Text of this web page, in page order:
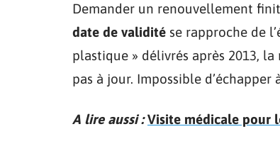
Demander un renouvellement
date de validité se rapproche de
plastique » délivrés après 2013,
pas à jour. Impossible
A lire aussi : Visite médicale pour